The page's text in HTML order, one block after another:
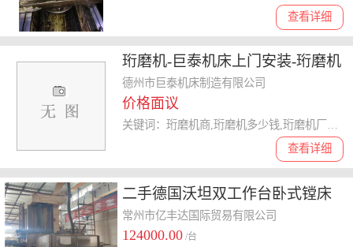
查看详细
珩磨机-巨泰机床上门安装-珩磨机
厂家
德州市巨泰机床制造有限公司
价格面议
查看详细
关键词：珩磨机商,珩磨机多少钱,珩磨机厂家,珩磨机定制厂家,珩磨机品牌
二手德国沃坦双工作台卧式镗床
常州市亿丰达国际贸易有限公司
124000.00 /台